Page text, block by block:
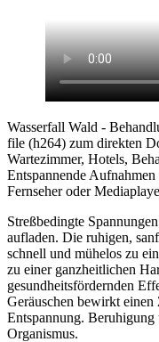
Wasserfall Wald -
file (h264) zum direkten
Wartezimmer, Hotels,
Entspannende
Fernseher oder
Streßbedingte
aufladen. Die ruhigen,
schnell und mühelos zu
zu einer ganzheitlichen
gesundheitsfördernden
Geräuschen bewirkt
Entspannung. Beruhigung
Organismus.